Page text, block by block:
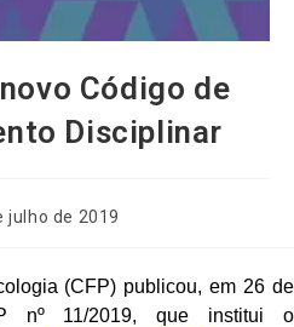
Código de
Disciplinar
julho de 2019
(CFP) publicou, em 26 de
nº 11/2019, que institui o